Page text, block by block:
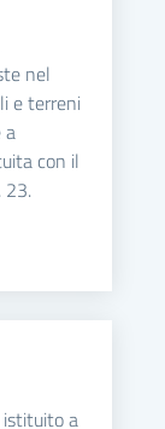
nel
e terreni
a
con il
23.
istituito a